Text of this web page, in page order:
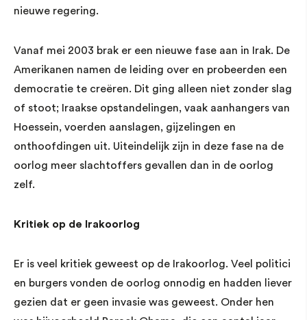
nieuwe regering.
Vanaf mei 2003 brak er een nieuwe fase aan in Irak. De
Amerikanen namen de leiding over en probeerden een
democratie te creëren. Dit ging alleen niet zonder slag
of stoot; Iraakse opstandelingen, vaak aanhangers van
Hoessein, voerden aanslagen, gijzelingen en
onthoofdingen uit. Uiteindelijk zijn in deze fase na de
oorlog meer slachtoffers gevallen dan in de oorlog
zelf.
Kritiek op de Irakoorlog
Er is veel kritiek geweest op de Irakoorlog. Veel politici
en burgers vonden de oorlog onnodig en hadden liever
gezien dat er geen invasie was geweest. Onder hen